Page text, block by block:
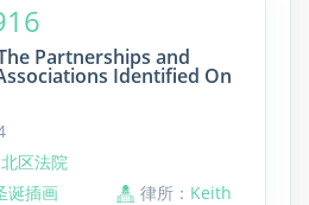
Partnerships and
Identified On
区法院
诞插画 律所： Keith